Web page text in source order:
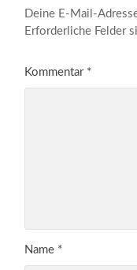
Deine E-Mail-
Erforderliche Felder
Kommentar *
Name *